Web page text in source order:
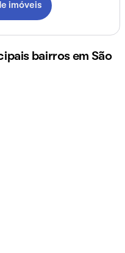
imóveis
bairros em São